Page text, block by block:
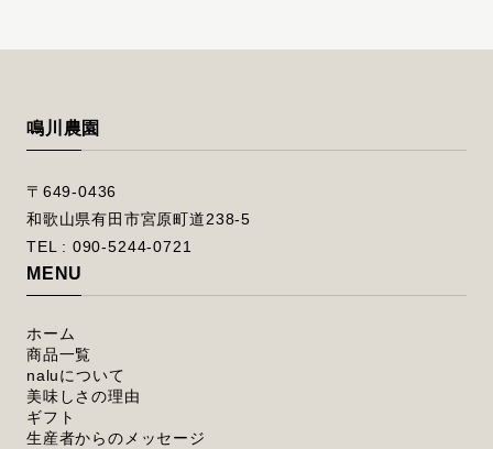
鳴川農園
〒649-0436
和歌山県有田市宮原町道238-5
TEL : 090-5244-0721
MENU
ホーム
商品一覧
naluについて
美味しさの理由
ギフト
生産者からのメッセージ